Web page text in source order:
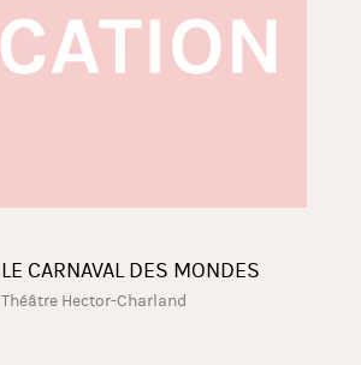
LE CARNAVAL DES MONDES
Théâtre Hector-Charland